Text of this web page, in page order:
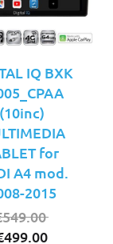
IQ BXK
(10inc)
for
A4 mod.
2015
549.00
499.00